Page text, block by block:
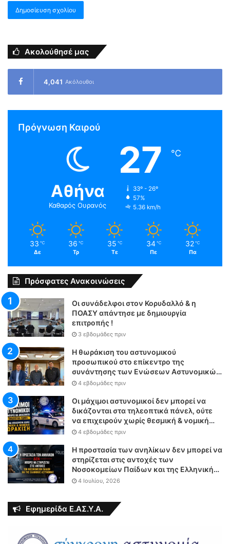
Ακολούθησέ μας
4,041 Ακόλουθοι
Πρόγνωση Καιρού
Αθήνα
Καθαρός Ουρανός
27 ℃
33º - 26º
57%
5.36 km/h
33 ℃
Δε
36 ℃
Τρ
35 ℃
Τε
34 ℃
Πε
32 ℃
Πα
Πρόσφατες Ανακοινώσεις
Οι συνάδελφοι στον Κορυδαλλό & η
ΠΟΑΣΥ απάντησε με δημιουργία
επιτροπής !
3 εβδομάδες πριν
Η θωράκιση του αστυνομικού
προσωπικού στο επίκεντρο της
συνάντησης των Ενώσεων Αστυνομικών
Υπαλλήλων Αθηνών και Θεσσαλονίκης
4 εβδομάδες πριν
Οι μάχιμοι αστυνομικοί δεν μπορεί να
δικάζονται στα τηλεοπτικά πάνελ, ούτε
να επιχειρούν χωρίς θεσμική & νομική
θωράκιση
4 εβδομάδες πριν
Η προστασία των ανηλίκων δεν μπορεί να
στηρίζεται στις αντοχές των
Νοσοκομείων Παίδων και της Ελληνικής
Αστυνομίας
4 Ιουλίου, 2026
Εφημερίδα Ε.ΑΣ.Υ.Α.